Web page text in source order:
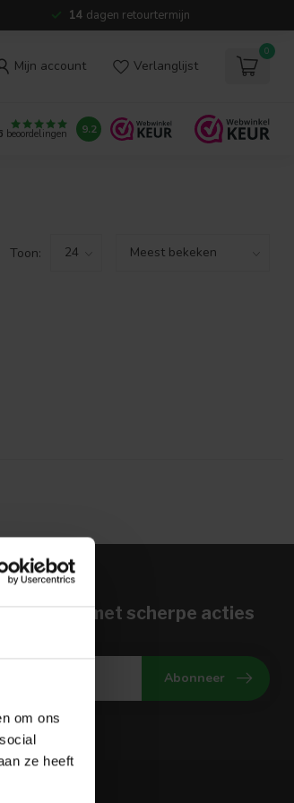
om ons
ze heeft
14 dagen retourtermijn
Mijn account Verlanglijst
0
beoordelingen 9.2
Toon:
met scherpe acties
aanbiedingen
Abonneer